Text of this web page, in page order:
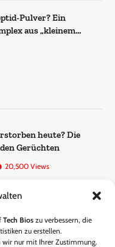
Tech Bios zu verbessern, die
zu erstellen.
wir nur mit Ihrer Zustimmung.
Pulver? Ein
aus „kleinem
heute? Die
Gerüchten
20,500 Views
Views